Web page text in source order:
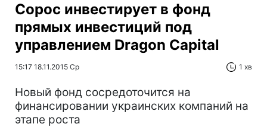
Сорос инвестирует в фонд
прямых инвестиций под
управлением Dragon Capital
15:17 18.11.2015 Ср 1 хв
Новый фонд сосредоточится на
финансировании украинских компаний на
этапе роста